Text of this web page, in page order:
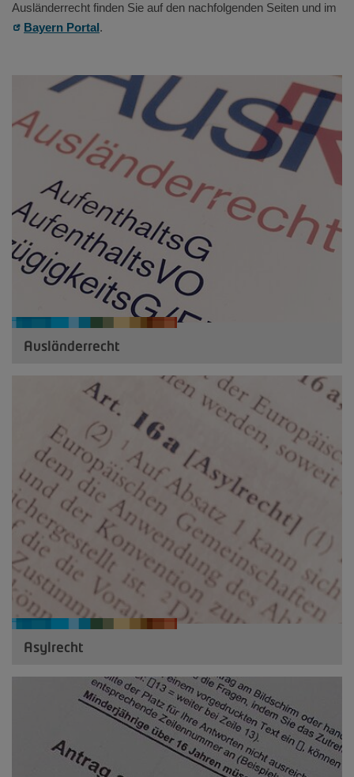
Ausländerrecht finden Sie auf den nachfolgenden Seiten und im
Bayern Portal.
Ausländerrecht
Asylrecht